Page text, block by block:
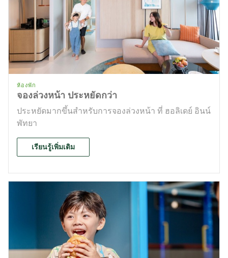
ห้องพัก
จองล่วงหน้า ประหยัดกว่า
ประหยัดมากขึ้นสำหรับการจองล่วงหน้า ที่ ฮอลิเดย์ อินน์
พัทยา
เรียนรู้เพิ่มเติม